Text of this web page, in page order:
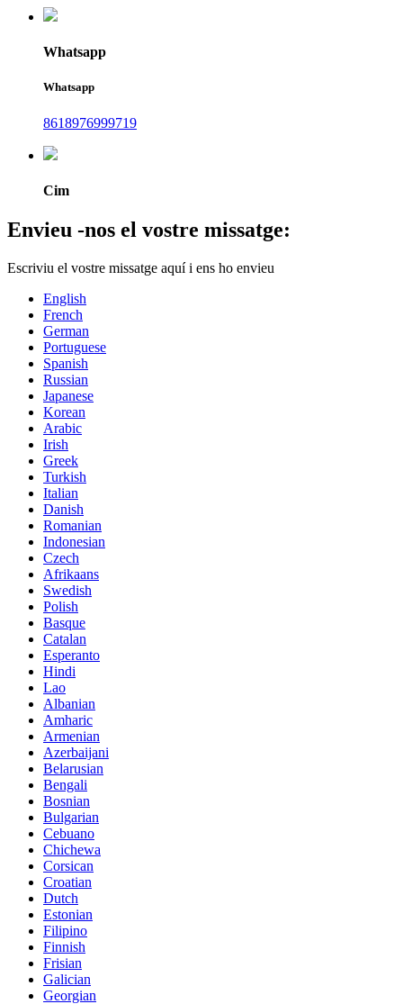
Whatsapp
Whatsapp
8618976999719
Cim
Envieu -nos el vostre missatge:
Escriviu el vostre missatge aquí i ens ho envieu
English
French
German
Portuguese
Spanish
Russian
Japanese
Korean
Arabic
Irish
Greek
Turkish
Italian
Danish
Romanian
Indonesian
Czech
Afrikaans
Swedish
Polish
Basque
Catalan
Esperanto
Hindi
Lao
Albanian
Amharic
Armenian
Azerbaijani
Belarusian
Bengali
Bosnian
Bulgarian
Cebuano
Chichewa
Corsican
Croatian
Dutch
Estonian
Filipino
Finnish
Frisian
Galician
Georgian